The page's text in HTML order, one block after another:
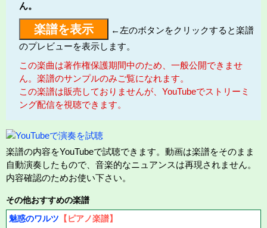
ん。
←左のボタンをクリックすると楽譜
のプレビューを表示します。
この楽曲は著作権保護期間中のため、一般公開できませ
ん。楽譜のサンプルのみご覧になれます。
この楽譜は販売しておりませんが、YouTubeでストリーミ
ング配信を視聴できます。
楽譜の内容をYouTubeで試聴できます。動画は楽譜をそのまま
自動演奏したもので、音楽的なニュアンスは再現されません。
内容確認のためお使い下さい。
その他おすすめの楽譜
魅惑のワルツ 【ピアノ楽譜】